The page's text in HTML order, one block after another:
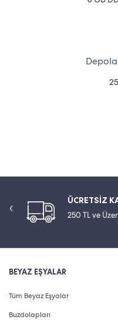
ÜCRETSİZ
250 TL ve
BEYAZ EŞYALAR
Tüm Beyaz Eşyalar
Buzdolapları